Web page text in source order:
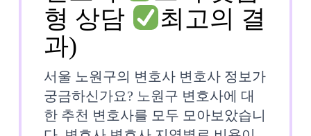
형 상담
최고의 결
과)
울
노
원
서울 노원구의 변호사 변호사 정보가
궁금하신가요? 노원구 변호사에 대
한 추천 변호사를 모두 모아보았습니